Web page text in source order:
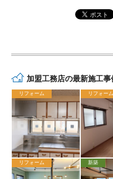
加盟工務店の最新施工事
リフォーム リフォーム
リフォーム 新築